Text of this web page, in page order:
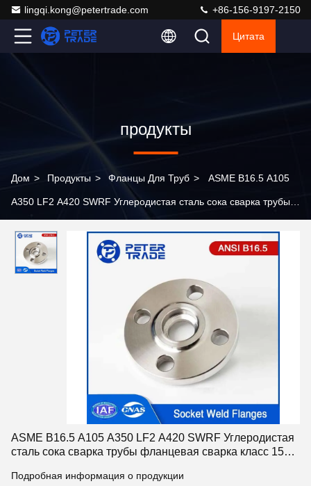
lingqi.kong@petertrade.com +86-156-9197-2150
Цитата
продукты
Дом > Продукты > Фланцы Для Труб > ASME B16.5 A105
A350 LF2 A420 SWRF Углеродистая сталь сока сварка трубы
промышленности
ASME B16.5 A105 A350 LF2 A420 SWRF Углеродистая
сталь сока сварка трубы фланцевая сварка класс 150
Подробная информация о продукции